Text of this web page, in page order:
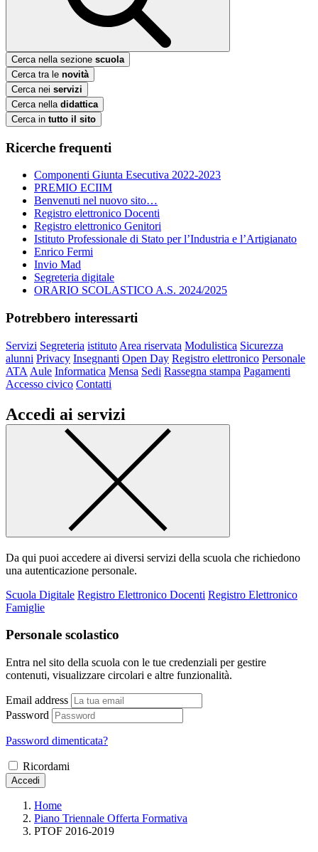
Cerca nella sezione scuola
Cerca tra le novità
Cerca nei servizi
Cerca nella didattica
Cerca in tutto il sito
Ricerche frequenti
Componenti Giunta Esecutiva 2022-2023
PREMIO ECIIM
Benvenuti nel nuovo sito…
Registro elettronico Docenti
Registro elettronico Genitori
Istituto Professionale di Stato per l’Industria e l’Artigianato
Enrico Fermi
Invio Mad
Segreteria digitale
ORARIO SCOLASTICO A.S. 2024/2025
Potrebbero interessarti
Servizi Segreteria istituto Area riservata Modulistica Sicurezza
alunni Privacy Insegnanti Open Day Registro elettronico Personale
ATA Aule Informatica Mensa Sedi Rassegna stampa Pagamenti
Accesso civico Contatti
Accedi ai servizi
Da qui puoi accedere ai diversi servizi della scuola che richiedono
una autenticazione personale.
Scuola Digitale Registro Elettronico Docenti Registro Elettronico
Famiglie
Personale scolastico
Entra nel sito della scuola con le tue credenziali per gestire
contenuti, visualizzare circolari e altre funzionalità.
Email address
Password
Password dimenticata?
Ricordami
Accedi
Home
Piano Triennale Offerta Formativa
PTOF 2016-2019